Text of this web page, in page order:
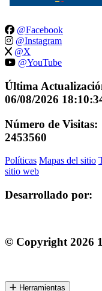
@Facebook
@Instagram
@X
@YouTube
Última
06/08/2026
Número de Visitas:
2453560
Políticas Mapas del sitio
sitio web
Desarrollado por:
© Copyright 2026
Herramientas